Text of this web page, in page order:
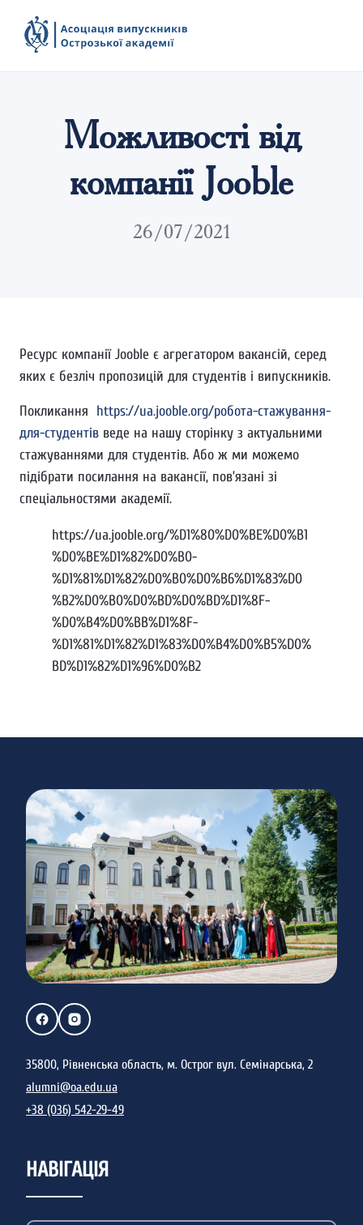
Можливості від
компанії Jooble
26/07/2021
Ресурс компанії Jooble є агрегатором вакансій, серед
яких є безліч пропозицій для студентів і випускників.
Покликання https://ua.jooble.org/робота-стажування-
для-студентів веде на нашу сторінку з актуальними
стажуваннями для студентів. Або ж ми можемо
підібрати посилання на вакансії, пов’язані зі
спеціальностями академії.
https://ua.jooble.org/%D1%80%D0%BE%D0%B1
%D0%BE%D1%82%D0%B0-
%D1%81%D1%82%D0%B0%D0%B6%D1%83%D0
%B2%D0%B0%D0%BD%D0%BD%D1%8F-
%D0%B4%D0%BB%D1%8F-
%D1%81%D1%82%D1%83%D0%B4%D0%B5%D0%
BD%D1%82%D1%96%D0%B2
35800, Рівненська область, м. Острог вул. Семінарська, 2
alumni@oa.edu.ua
+38 (036) 542-29-49
НАВІГАЦІЯ